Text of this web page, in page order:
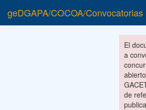
geDGAPA/COCOA/Convocatorias
El
a
de